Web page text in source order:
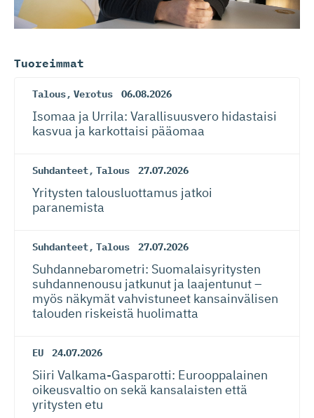
Tuoreimmat
Talous, Verotus 06.08.2026
Isomaa ja Urrila: Varallisuusvero hidastaisi
kasvua ja karkottaisi pääomaa
Suhdanteet, Talous 27.07.2026
Yritysten talousluottamus jatkoi
paranemista
Suhdanteet, Talous 27.07.2026
Suhdanneba­ro­metri: Suomalaisy­ri­tysten
suhdannenousu jatkunut ja laajentunut –
myös näkymät vahvistuneet kansainvälisen
talouden riskeistä huolimatta
EU 24.07.2026
Siiri Valkama-Gas­pa­rotti: Eurooppalainen
oikeusvaltio on sekä kansalaisten että
yritysten etu